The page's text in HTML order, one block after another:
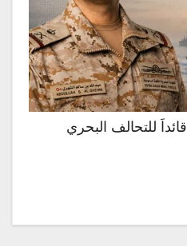
للتحالف البحري